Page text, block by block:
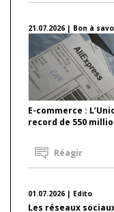
21.07.2026 | Bon à
E-commerce :
record de 550
Réagir
01.07.2026 | Edito
Les réseaux